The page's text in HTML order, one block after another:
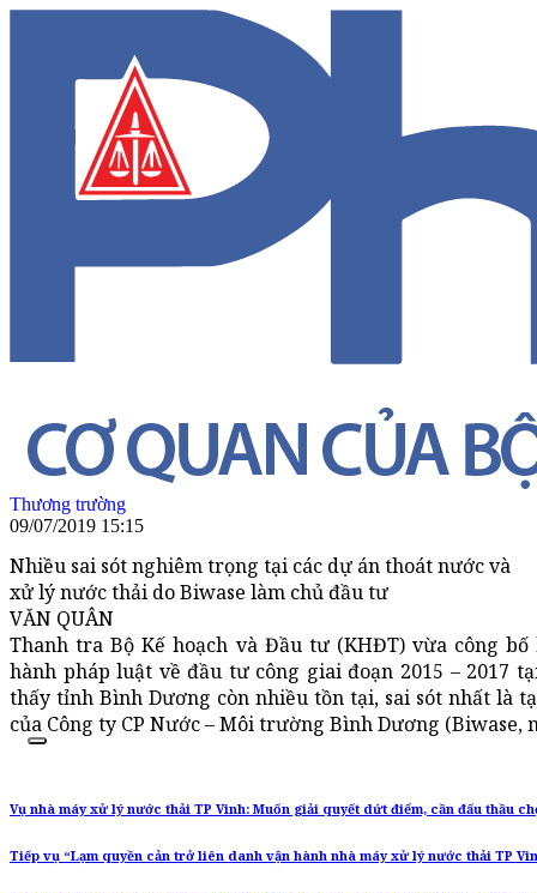
Thương trường
09/07/2019 15:15
Nhiều sai sót nghiêm trọng tại các dự án thoát nước và
xử lý nước thải do Biwase làm chủ đầu tư
VĂN QUÂN
Thanh tra Bộ Kế hoạch và Đầu tư (KHĐT) vừa công
hành pháp luật về đầu tư công giai đoạn 2015 – 2017
thấy tỉnh Bình Dương còn nhiều tồn tại, sai sót nhất là
của Công ty CP Nước – Môi trường Bình Dương (Biwase,
Vụ nhà máy xử lý nước thải TP Vinh: Muốn giải quyết dứt điểm, cần đấu thầu
Tiếp vụ “Lạm quyền cản trở liên danh vận hành nhà máy xử lý nước thải TP